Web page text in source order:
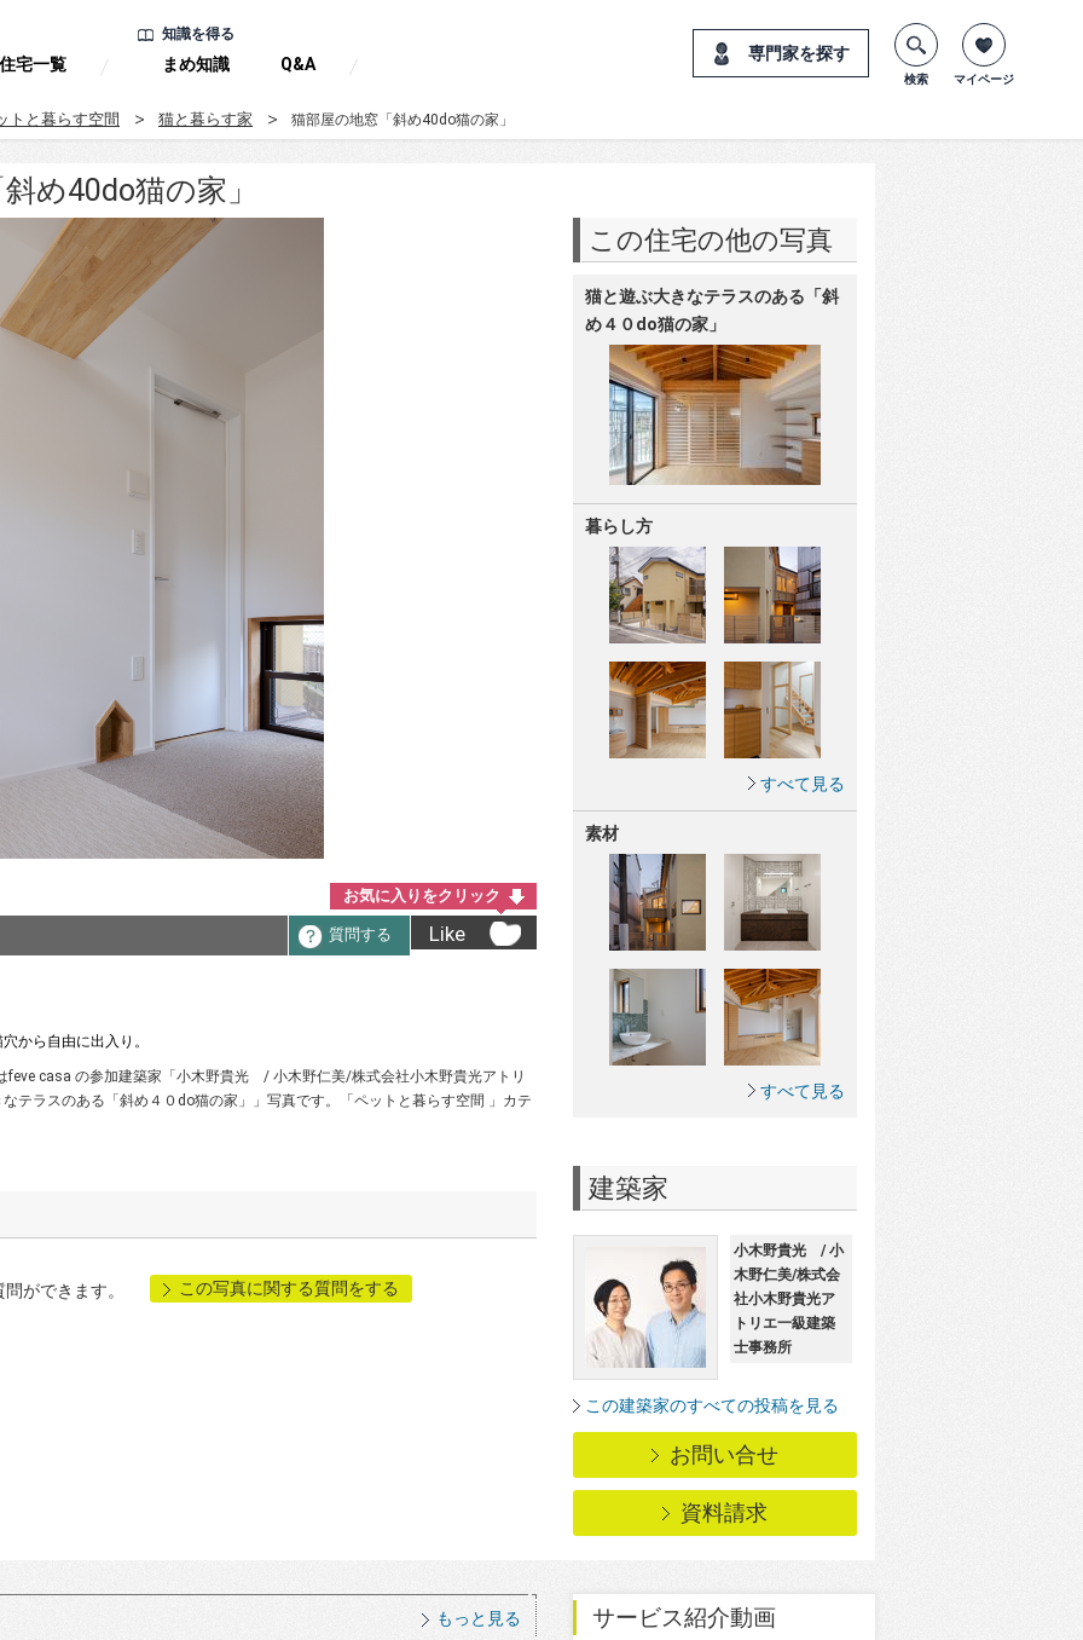
宅一覧
知識を得る
まめ知識 Q&A
専門家を探す
検索 マイページ
トと暮らす空間 猫と暮らす家 猫部屋の地窓「斜め40do猫の家」
め40do猫の家」
お気に入りをクリック
質問する Like
から自由に出入り。
feve casa の参加建築家「小木野貴光 / 小木野仁美/株式会社小木野貴光アトリ
テラスのある「斜め４０do猫の家」」写真です。「ペットと暮らす空間 」カテ
ができます。 この写真に関する質問をする
この住宅の他の写真
猫と遊ぶ大きなテラスのある「斜
め４０do猫の家」
暮らし方
すべて見る
素材
すべて見る
建築家
小木野貴光 / 小
木野仁美/株式会
社小木野貴光ア
トリエ一級建築
士事務所
この建築家のすべての投稿を見る
お問い合せ
資料請求
もっと見る サービス紹介動画